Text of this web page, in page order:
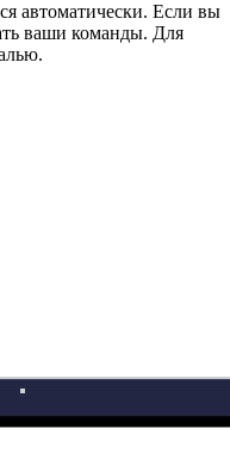
автоматически. Если вы
ваши команды. Для